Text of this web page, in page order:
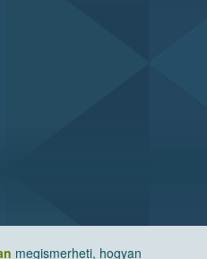
megismerheti, hogyan